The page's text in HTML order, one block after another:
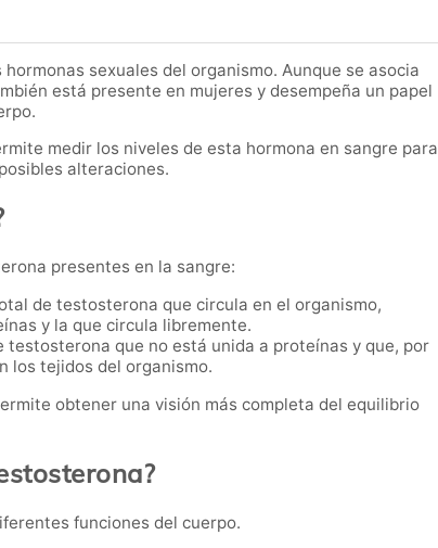
sexuales del organismo. Aunque se asocia
está presente en mujeres y desempeña un papel
medir los niveles de esta hormona en sangre para
alteraciones.
presentes en la sangre:
de testosterona que circula en el organismo,
y la que circula libremente.
testosterona que no está unida a proteínas y que, por
los tejidos del organismo.
obtener una visión más completa del equilibrio
funciones del cuerpo.